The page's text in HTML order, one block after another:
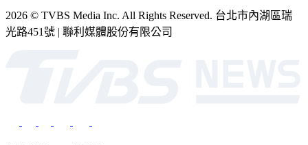
2026 © TVBS Media Inc. All Rights Reserved. 台北市內湖區瑞
光路451號 | 聯利媒體股份有限公司